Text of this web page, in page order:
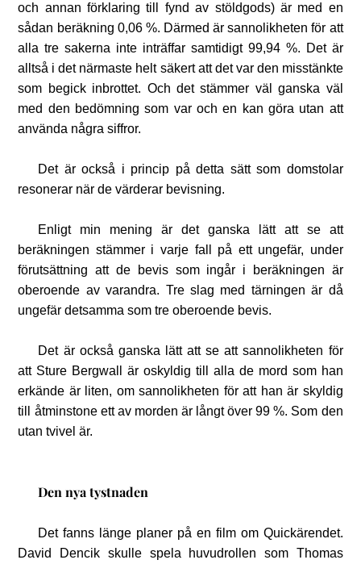
och annan förklaring till fynd av stöldgods) är med en
sådan beräkning 0,06 %. Därmed är sannolikheten för att
alla tre sakerna inte inträffar samtidigt 99,94 %. Det är
alltså i det närmaste helt säkert att det var den misstänkte
som begick inbrottet. Och det stämmer väl ganska väl
med den bedömning som var och en kan göra utan att
använda några siffror.
Det är också i princip på detta sätt som domstolar
resonerar när de värderar bevisning.
Enligt min mening är det ganska lätt att se att
beräkningen stämmer i varje fall på ett ungefär, under
förutsättning att de bevis som ingår i beräkningen är
oberoende av varandra. Tre slag med tärningen är då
ungefär detsamma som tre oberoende bevis.
Det är också ganska lätt att se att sannolikheten för
att Sture Bergwall är oskyldig till alla de mord som han
erkände är liten, om sannolikheten för att han är skyldig
till åtminstone ett av morden är långt över 99 %. Som den
utan tvivel är.
Den nya tystnaden
Det fanns länge planer på en film om Quickärendet.
David Dencik skulle spela huvudrollen som Thomas